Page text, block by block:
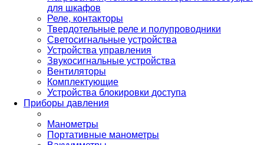
для шкафов
Реле, контакторы
Твердотельные реле и полупроводники
Светосигнальные устройства
Устройства управления
Звукосигнальные устройства
Вентиляторы
Комплектующие
Устройства блокировки доступа
Приборы давления
Манометры
Портативные манометры